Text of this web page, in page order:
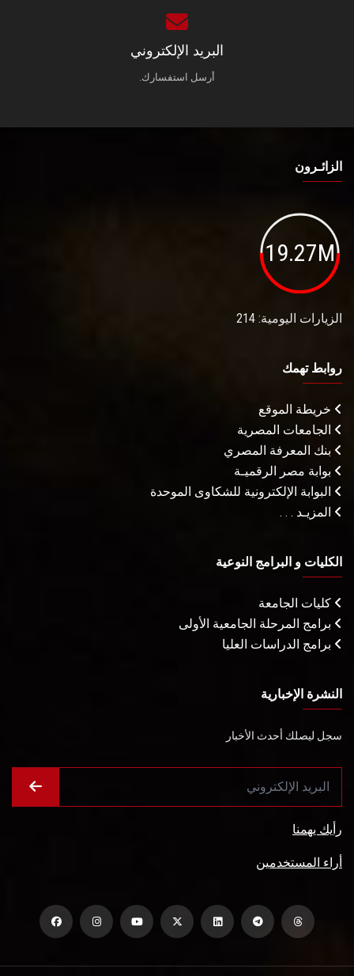
البريد الإلكتروني
أرسل استفسارك.
الزائـرون
19.27M
الزيارات اليومية: 214
روابط تهمك
خريطة الموقع
الجامعات المصرية
بنك المعرفة المصري
بوابة مصر الرقميـة
البوابة الإلكترونية للشكاوى الموحدة
المزيـد . . .
الكليات و البرامج النوعية
كليات الجامعة
برامج المرحلة الجامعية الأولى
برامج الدراسات العليا
النشرة الإخبارية
سجل ليصلك أحدث الأخبار
رأيك يهمنا
أراء المستخدمين